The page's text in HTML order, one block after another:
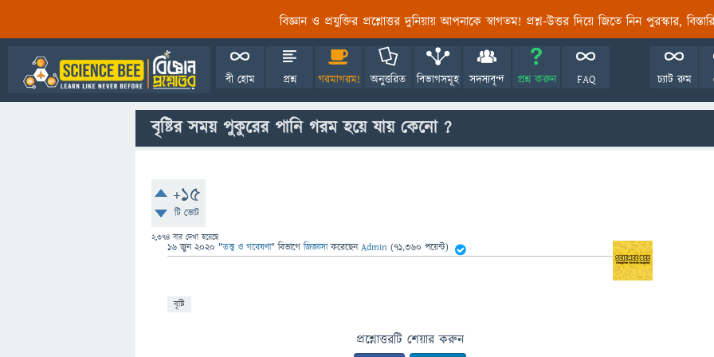
বিজ্ঞান ও প্রযুক্তির প্রশ্নোত্তর দুনিয়ায় আপনাকে স্বাগতম! প্রশ্ন-উত্তর দিয়ে জিতে নিন পুরস্কার,
বী হোম প্রশ্ন গরমাগরম! অনুত্তরিত বিভাগসমূহ সদস্যবৃন্দ প্রশ্ন করুন FAQ চ্যাট রুম
বৃষ্টির সময় পুকুরের পানি গরম হয়ে যায় কেনো ?
+15
টি ভোট
2,374 বার দেখা হয়েছে
16 জুন 2020 "তত্ত্ব ও গবেষণা" বিভাগে জিজ্ঞাসাকরেছেনAdmin (71,360 পয়েন্ট)
বৃষ্টি
প্রশ্নোত্তরটি শেয়ার করুন